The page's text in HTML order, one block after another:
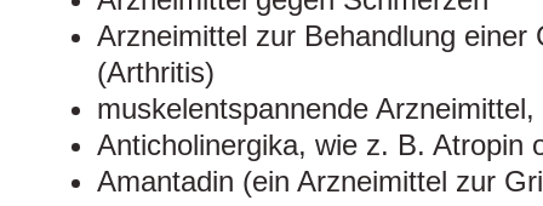
Arzneimittel zur Behandlung einer
(Arthritis)
muskelentspannende
Anticholinergika, wie z. B. Atropin
Amantadin (ein Arzneimittel zur